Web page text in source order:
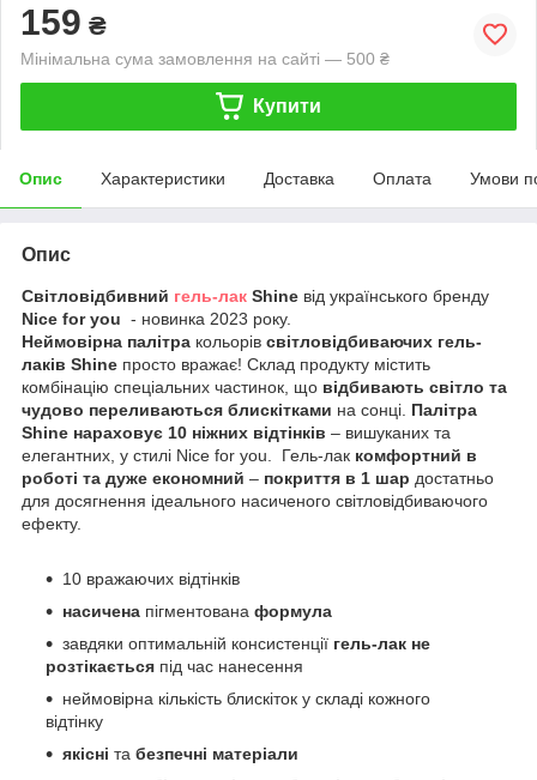
159 ₴
Мінімальна сума замовлення на сайті — 500 ₴
Купити
Опис Характеристики Доставка Оплата Умови
Опис
Світловідбивний гель-лак Shine від українського бренду
Nice for you - новинка 2023 року.
Неймовірна палітра кольорів світловідбиваючих гель-
лаків Shine просто вражає! Склад продукту містить
комбінацію спеціальних частинок, що відбивають світло та
чудово переливаються блискітками на сонці. Палітра
Shine нараховує 10 ніжних відтінків – вишуканих та
елегантних, у стилі Nice for you. Гель-лак комфортний в
роботі та дуже економний – покриття в 1 шар достатньо
для досягнення ідеального насиченого світловідбиваючого
ефекту.
10 вражаючих відтінків
насичена пігментована формула
завдяки оптимальній консистенції гель-лак не
розтікається під час нанесення
неймовірна кількість блискіток у складі кожного
відтінку
якісні та безпечні матеріали